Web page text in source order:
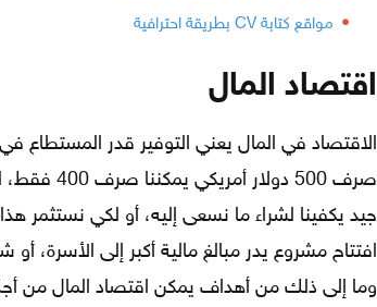
مواقع كتابة CV بطريقة احترافية
اقتصاد المال
الاقتصاد في المال يعني التوفير قدر المستطاع
صرف 500
جيد يكفينا لشراء ما نسعى إليه، أو لكي نستثمر
افتتاح مشروع يدر مبالغ مالية أكبر إلى الأسرة،
وما إلى ذلك من أهداف يمكن اقتصاد المال من